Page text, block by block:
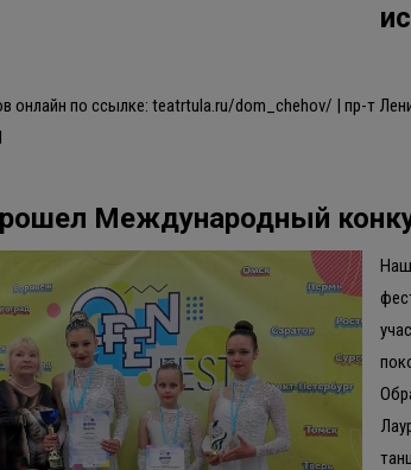
онлайн по ссылке: teatrtula.ru/dom_chehov/ | пр-т
Международный